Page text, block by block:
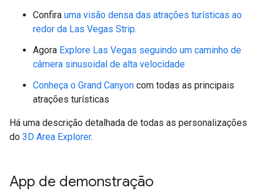
Confira uma visão densa das atrações turísticas ao
redor da Las Vegas Strip.
Agora Explore Las Vegas seguindo um caminho de
câmera sinusoidal de alta velocidade
Conheça o Grand Canyon com todas as principais
atrações turísticas
Há uma descrição detalhada de todas as personalizações
do 3D Area Explorer.
App de demonstração